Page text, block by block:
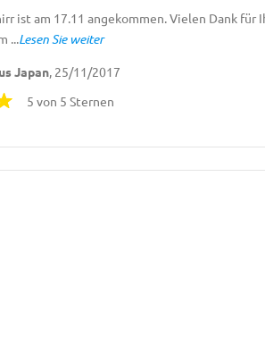
ist am 17.11 angekommen. Vielen Dank
...Lesen Sie weiter
Japan, 25/11/2017
5 von 5 Sternen